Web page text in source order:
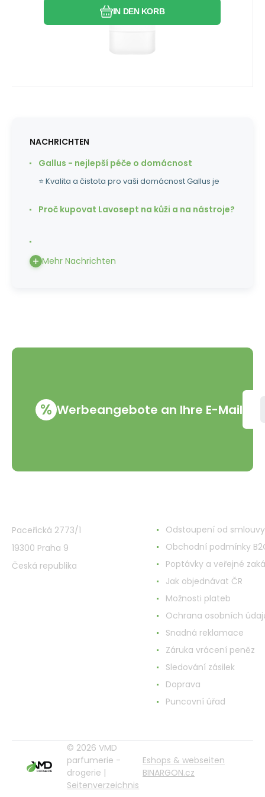
IN DEN KORB
NACHRICHTEN
Gallus - nejlepší péče o domácnost
⭐ Kvalita a čistota pro vaši domácnost Gallus je
Proč kupovat Lavosept na kůži a na nástroje?
Mehr Nachrichten
% Werbeangebote an Ihre E-Mail
Paceřická 2773/1
19300 Praha 9
Česká republika
Odstoupení od smlouvy
Obchodní podmínky
Poptávky a veřejné
Jak objednávat ČR
Možnosti plateb
Ochrana osobních
Snadná reklamace
Záruka vrácení peněz
Sledování zásilek
Doprava
Puncovní úřad
© 2026 VMD
parfumerie -
drogerie |
Seitenverzeichnis
Eshops & webseiten
BINARGON.cz